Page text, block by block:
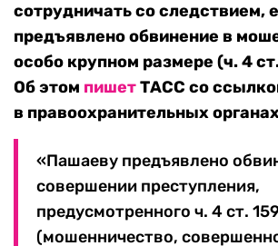
сотрудничать со следствием,
предъявлено обвинение в
особо крупном размере (ч. 4
Об этом пишетТАСС со
в правоохранительных
«Пашаеву предъявлено
совершении преступления,
предусмотренного ч. 4 ст.
(мошенничество,